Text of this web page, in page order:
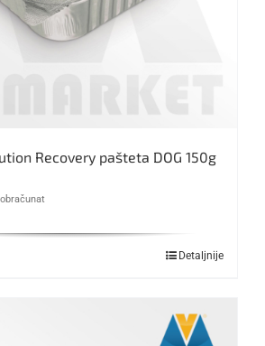
Recovery pašteta DOG 150g
Detaljnije